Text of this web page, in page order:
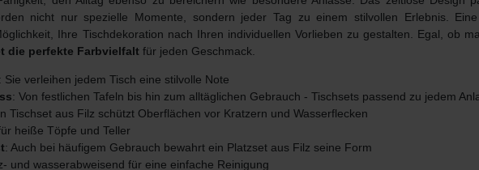
nicht nur spezielle Momente, sondern jeder Tag zu einem stilvollen Erlebnis.
Ihre Tischdekoration nach Ihren individuellen Vorlieben zu gestalten. Egal, ob
die perfekte Farbvielfalt für jeden Geschmack.
: Sie verleihen jedem Tisch eine stilvolle Note
: Von festlichen Tafeln bis hin zum alltäglichen Gebrauch - Tischsets passend zu jedem
Tischset aus Filz schützt Oberflächen vor Kratzern und Wasserflecken
heiße Töpfe und Teller
: Auch bei häufigem Gebrauch bewahrt ein Platzset aus Filz seine Form
und wasserabweisend für eine einfache Reinigung